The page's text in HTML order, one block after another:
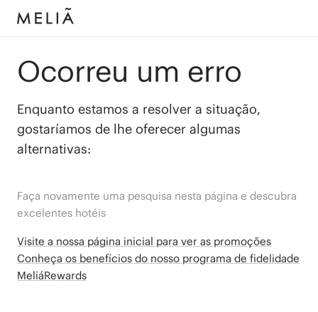
Ocorreu um erro
Enquanto estamos a resolver a situação,
gostaríamos de lhe oferecer algumas
alternativas:
Faça novamente uma pesquisa nesta página e descubra
excelentes hotéis
Visite a nossa página inicial para ver as promoções
Conheça os benefícios do nosso programa de fidelidade
MeliáRewards